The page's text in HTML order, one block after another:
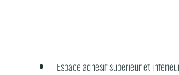
Espace adhésif supérieur et